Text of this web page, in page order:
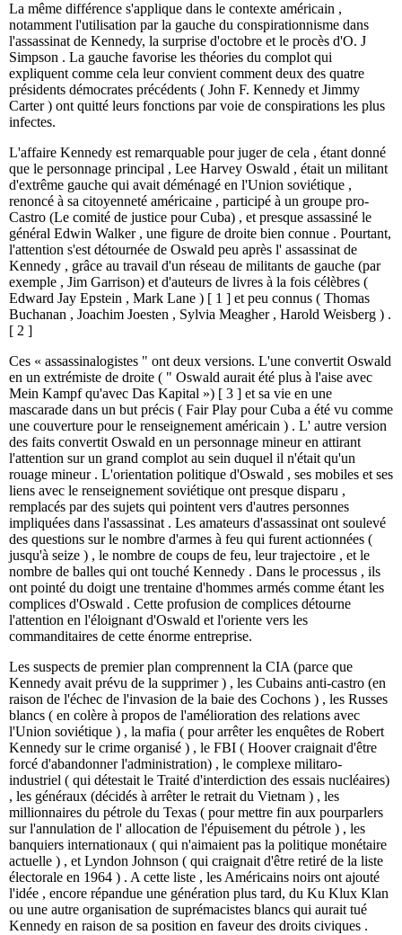
La même différence s'applique dans le contexte américain ,
notamment l'utilisation par la gauche du conspirationnisme dans
l'assassinat de Kennedy, la surprise d'octobre et le procès d'O. J
Simpson . La gauche favorise les théories du complot qui
expliquent comme cela leur convient comment deux des quatre
présidents démocrates précédents ( John F. Kennedy et Jimmy
Carter ) ont quitté leurs fonctions par voie de conspirations les plus
infectes.
L'affaire Kennedy est remarquable pour juger de cela , étant donné
que le personnage principal , Lee Harvey Oswald , était un militant
d'extrême gauche qui avait déménagé en l'Union soviétique ,
renoncé à sa citoyenneté américaine , participé à un groupe pro-
Castro (Le comité de justice pour Cuba) , et presque assassiné le
général Edwin Walker , une figure de droite bien connue . Pourtant,
l'attention s'est détournée de Oswald peu après l' assassinat de
Kennedy , grâce au travail d'un réseau de militants de gauche (par
exemple , Jim Garrison) et d'auteurs de livres à la fois célèbres (
Edward Jay Epstein , Mark Lane ) [ 1 ] et peu connus ( Thomas
Buchanan , Joachim Joesten , Sylvia Meagher , Harold Weisberg ) .
[ 2 ]
Ces « assassinalogistes " ont deux versions. L'une convertit Oswald
en un extrémiste de droite ( " Oswald aurait été plus à l'aise avec
Mein Kampf qu'avec Das Kapital ») [ 3 ] et sa vie en une
mascarade dans un but précis ( Fair Play pour Cuba a été vu comme
une couverture pour le renseignement américain ) . L' autre version
des faits convertit Oswald en un personnage mineur en attirant
l'attention sur un grand complot au sein duquel il n'était qu'un
rouage mineur . L'orientation politique d'Oswald , ses mobiles et ses
liens avec le renseignement soviétique ont presque disparu ,
remplacés par des sujets qui pointent vers d'autres personnes
impliquées dans l'assassinat . Les amateurs d'assassinat ont soulevé
des questions sur le nombre d'armes à feu qui furent actionnées (
jusqu'à seize ) , le nombre de coups de feu, leur trajectoire , et le
nombre de balles qui ont touché Kennedy . Dans le processus , ils
ont pointé du doigt une trentaine d'hommes armés comme étant les
complices d'Oswald . Cette profusion de complices détourne
l'attention en l'éloignant d'Oswald et l'oriente vers ​​les
commanditaires de cette énorme entreprise.
Les suspects de premier plan comprennent la CIA (parce que
Kennedy avait prévu de la supprimer ) , les Cubains anti-castro (en
raison de l'échec de l'invasion de la baie des Cochons ) , les Russes
blancs ( en colère à propos de l'amélioration des relations avec
l'Union soviétique ) , la mafia ( pour arrêter les enquêtes de Robert
Kennedy sur le crime organisé ) , le FBI ( Hoover craignait d'être
forcé d'abandonner l'administration) , le complexe militaro-
industriel ( qui détestait le Traité d'interdiction des essais nucléaires)
, les généraux (décidés à arrêter le retrait du Vietnam ) , les
millionnaires du pétrole du Texas ( pour mettre fin aux pourparlers
sur l'annulation de l' allocation de l'épuisement du pétrole ) , les
banquiers internationaux ( qui n'aimaient pas la politique monétaire
actuelle ) , et Lyndon Johnson ( qui craignait d'être retiré de la liste
électorale en 1964 ) . A cette liste , les Américains noirs ont ajouté
l'idée , encore répandue une génération plus tard, du Ku Klux Klan
ou une autre organisation de suprémacistes blancs qui aurait tué
Kennedy en raison de sa position en faveur des droits civiques .